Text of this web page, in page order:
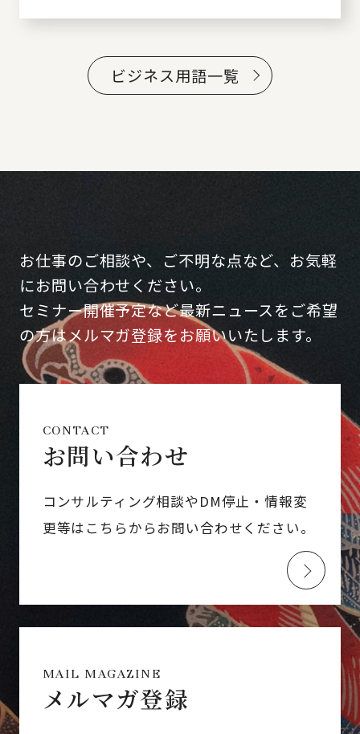
ビジネス用語一覧
お仕事のご相談や、ご不明な点など、お気軽
にお問い合わせください。
セミナー開催予定など最新ニュースをご希望
の方はメルマガ登録をお願いいたします。
CONTACT
お問い合わせ
コンサルティング相談やDM停止・情報変
更等はこちらからお問い合わせください。
MAIL MAGAZINE
メルマガ登録